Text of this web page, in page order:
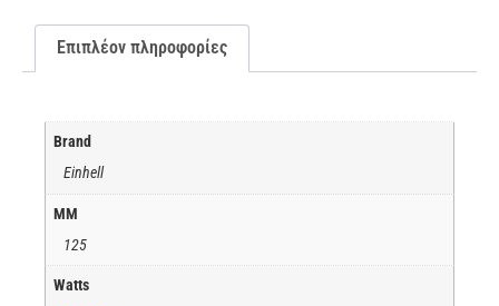
Επιπλέον πληροφορίες
Brand
Einhell
ΜΜ
125
Watts